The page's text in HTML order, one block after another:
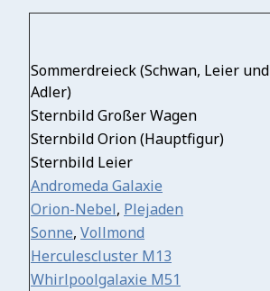
Sommerdreieck (Schwan, Leier und
Adler)
Sternbild Großer Wagen
Sternbild Orion (Hauptfigur)
Sternbild Leier
Andromeda Galaxie
Orion-Nebel, Plejaden
Sonne, Vollmond
Herculescluster M13
Whirlpoolgalaxie M51